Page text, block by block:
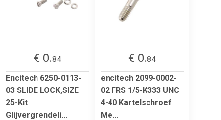
€ 0.84
Encitech 6250-0113-
03 SLIDE LOCK,SIZE
25-Kit
Glijvergrendeli...
€ 0.84
encitech 2099-0002-
02 FRS 1/5-K333 UNC
4-40 Kartelschroef
Me...